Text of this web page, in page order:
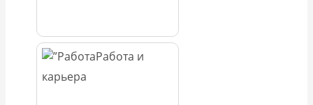
Работа и
карьера